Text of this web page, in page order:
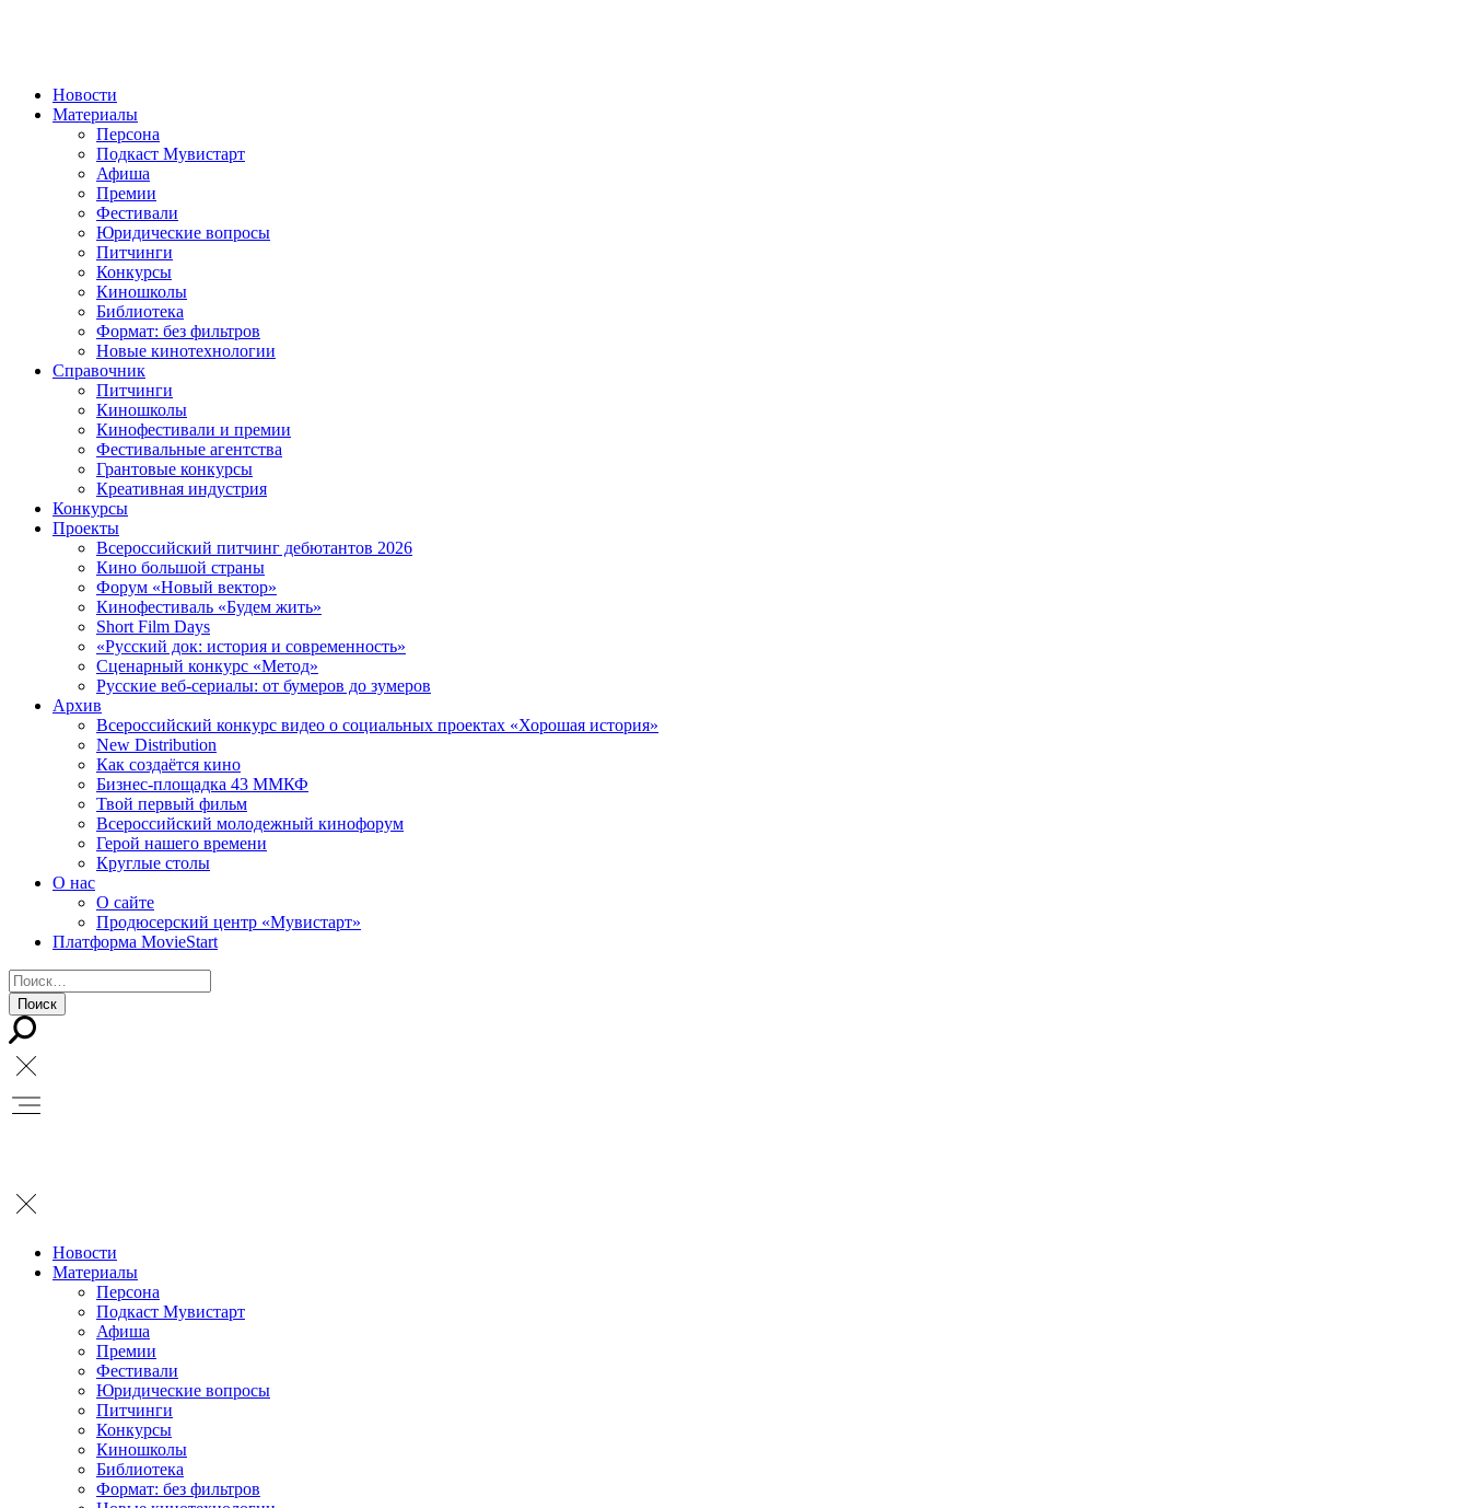
Новости
Материалы
Персона
Подкаст Мувистарт
Афиша
Премии
Фестивали
Юридические вопросы
Питчинги
Конкурсы
Киношколы
Библиотека
Формат: без фильтров
Новые кинотехнологии
Справочник
Питчинги
Киношколы
Кинофестивали и премии
Фестивальные агентства
Грантовые конкурсы
Креативная индустрия
Конкурсы
Проекты
Всероссийский питчинг дебютантов 2026
Кино большой страны
Форум «Новый вектор»
Кинофестиваль «Будем жить»
Short Film Days
«Русский док: история и современность»
Сценарный конкурс «Метод»
Русские веб-сериалы: от бумеров до зумеров
Архив
Всероссийский конкурс видео о социальных проектах «Хорошая история»
New Distribution
Как создаётся кино
Бизнес-площадка 43 ММКФ
Твой первый фильм
Всероссийский молодежный кинофорум
Герой нашего времени
Круглые столы
О нас
О сайте
Продюсерский центр «Мувистарт»
Платформа MovieStart
Новости
Материалы
Персона
Подкаст Мувистарт
Афиша
Премии
Фестивали
Юридические вопросы
Питчинги
Конкурсы
Киношколы
Библиотека
Формат: без фильтров